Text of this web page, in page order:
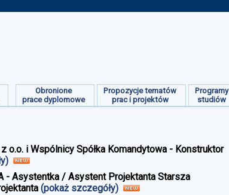
Obronione
prace dyplomowe
Propozycje tematów
prac i projektów
Programy
studiów
o.o. i Wspólnicy Spółka Komandytowa - Konstruktor
- Asystentka / Asystent Projektanta Starsza
(pokaż szczegóły)